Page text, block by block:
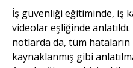
İş güvenliği eğitiminde, iş
videolar eşliğinde
notlarda da, tüm
kaynaklanmış gibi